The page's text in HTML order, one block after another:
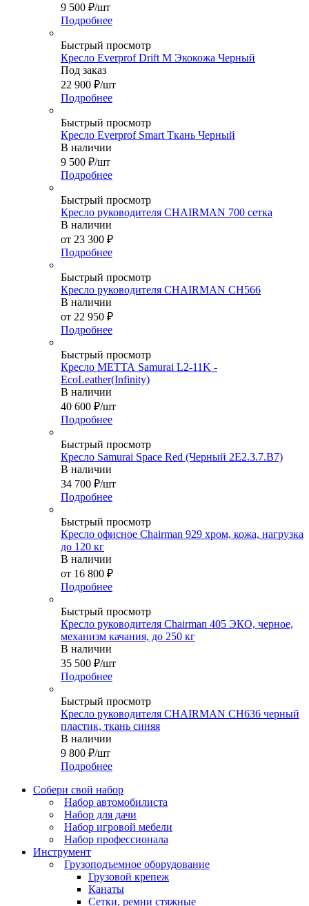
9 500 ₽/шт
Подробнее
Быстрый просмотр
Кресло Everprof Drift M Экокожа Черный
Под заказ
22 900 ₽/шт
Подробнее
Быстрый просмотр
Кресло Everprof Smart Ткань Черный
В наличии
9 500 ₽/шт
Подробнее
Быстрый просмотр
Кресло руководителя CHAIRMAN 700 сетка
В наличии
от 23 300 ₽
Подробнее
Быстрый просмотр
Кресло руководителя CHAIRMAN CH566
В наличии
от 22 950 ₽
Подробнее
Быстрый просмотр
Кресло МЕТТА Samurai L2-11K -
EcoLeather(Infinity)
В наличии
40 600 ₽/шт
Подробнее
Быстрый просмотр
Кресло Samurai Space Red (Черный 2E2.3.7.B7)
В наличии
34 700 ₽/шт
Подробнее
Быстрый просмотр
Кресло офисное Chairman 929 хром, кожа, нагрузка
до 120 кг
В наличии
от 16 800 ₽
Подробнее
Быстрый просмотр
Кресло руководителя Chairman 405 ЭКО, черное,
механизм качания, до 250 кг
В наличии
35 500 ₽/шт
Подробнее
Быстрый просмотр
Кресло руководителя CHAIRMAN CH636 черный
пластик, ткань синяя
В наличии
9 800 ₽/шт
Подробнее
Собери свой набор
Набор автомобилиста
Набор для дачи
Набор игровой мебели
Набор профессионала
Инструмент
Грузоподъемное оборудование
Грузовой крепеж
Канаты
Сетки, ремни стяжные